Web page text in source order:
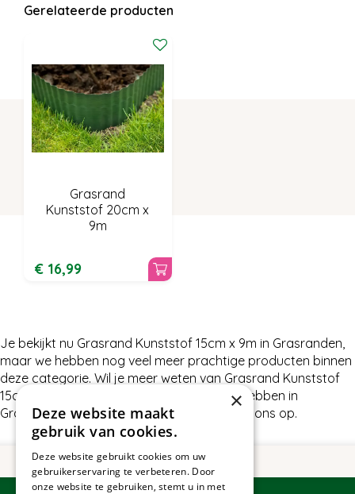
Gerelateerde producten
Grasrand
Kunststof 20cm x
9m
€ 16,99
Je bekijkt nu Grasrand Kunststof 15cm x 9m in Grasranden,
maar we hebben nog veel meer prachtige producten binnen
deze categorie. Wil je meer weten van Grasrand Kunststof
15cm x 9m of wat wij nog meer te bieden hebben in
Grasranden, neem dan gerust contact met ons op.
×
Deze website maakt
gebruik van cookies.
Deze website gebruikt cookies om uw
gebruikerservaring te verbeteren. Door
onze website te gebruiken, stemt u in met